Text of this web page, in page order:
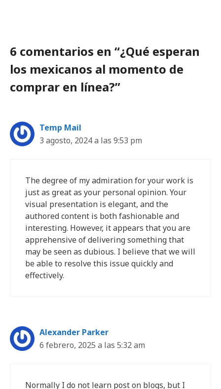
6 comentarios en “¿Qué esperan
los mexicanos al momento de
comprar en línea?”
Temp Mail
3 agosto, 2024 a las 9:53 pm
The degree of my admiration for your work is
just as great as your personal opinion. Your
visual presentation is elegant, and the
authored content is both fashionable and
interesting. However, it appears that you are
apprehensive of delivering something that
may be seen as dubious. I believe that we will
be able to resolve this issue quickly and
effectively.
Alexander Parker
6 febrero, 2025 a las 5:32 am
Normally I do not learn post on blogs, but I